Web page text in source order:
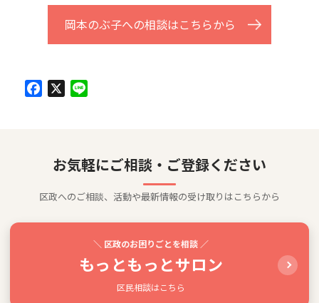
岡本のぶ子への相談はこちらから
Facebook
お気軽にご相談・ご登録ください
区政へのご相談、活動や最新情報の受け取りはこちらから
＼ 区政のお困りごとを相談 ／
もっともっとサロン
区民相談はこちら